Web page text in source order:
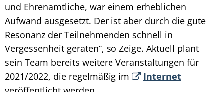
und Ehrenamtliche, war einem erheblichen
Aufwand ausgesetzt. Der ist aber durch die gute
Resonanz der Teilnehmenden schnell in
Vergessenheit geraten“, so Zeige. Aktuell plant
sein Team bereits weitere Veranstaltungen für
2021/2022, die regelmäßig im
Internet